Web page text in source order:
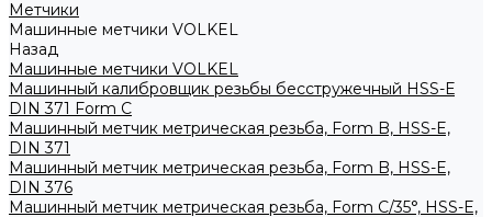
Метчики
Машинные метчики VOLKEL
Назад
Машинные метчики VOLKEL
Машинный калибровщик резьбы бесстружечный HSS-Е
DIN 371 Form C
Машинный метчик метрическая резьба, Form B, HSS-E,
DIN 371
Машинный метчик метрическая резьба, Form B, HSS-E,
DIN 376
Машинный метчик метрическая резьба, Form С/35°, HSS-E,